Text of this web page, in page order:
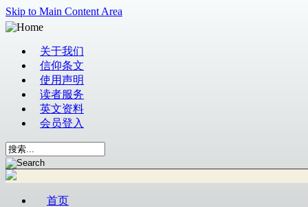
Skip to Main Content Area
关于我们
信仰条文
使用声明
读者服务
英文资料
会员登入
首页